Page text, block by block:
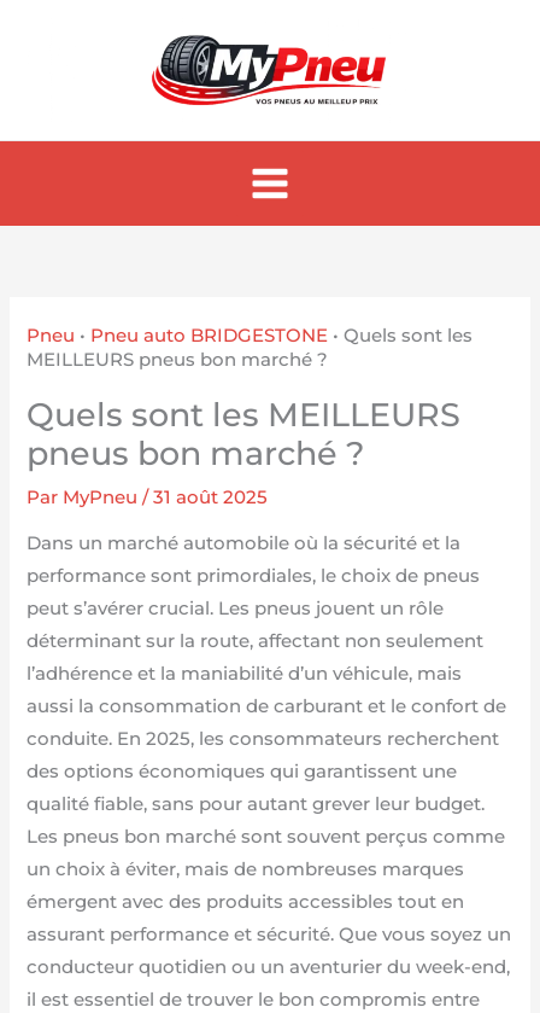
Pneu • Pneu auto BRIDGESTONE •Quels sont les
MEILLEURS pneus bon marché ?
Quels sont les MEILLEURS
pneus bon marché ?
Par MyPneu/31 août 2025
Dans un marché automobile où la sécurité et la
performance sont primordiales, le choix de pneus
peut s’avérer crucial. Les pneus jouent un rôle
déterminant sur la route, affectant non seulement
l’adhérence et la maniabilité d’un véhicule, mais
aussi la consommation de carburant et le confort de
conduite. En 2025, les consommateurs recherchent
des options économiques qui garantissent une
qualité fiable, sans pour autant grever leur budget.
Les pneus bon marché sont souvent perçus comme
un choix à éviter, mais de nombreuses marques
émergent avec des produits accessibles tout en
assurant performance et sécurité. Que vous soyez un
conducteur quotidien ou un aventurier du week-end,
il est essentiel de trouver le bon compromis entre